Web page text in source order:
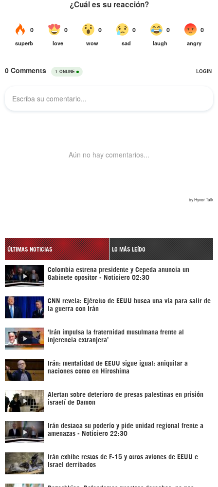
ÚLTIMAS NOTICIAS LO MÁS LEÍDO
Colombia estrena presidente y Cepeda anuncia un
Gabinete opositor - Noticiero 02:30
CNN revela: Ejército de EEUU busca una vía para salir de
la guerra con Irán
‘Irán impulsa la fraternidad musulmana frente al
injerencia extranjera’
Irán: mentalidad de EEUU sigue igual: aniquilar a
naciones como en Hiroshima
Alertan sobre deterioro de presas palestinas en prisión
israelí de Damon
Irán destaca su poderío y pide unidad regional frente a
amenazas - Noticiero 22:30
Irán exhibe restos de F-15 y otros aviones de EEUU e
Israel derribados